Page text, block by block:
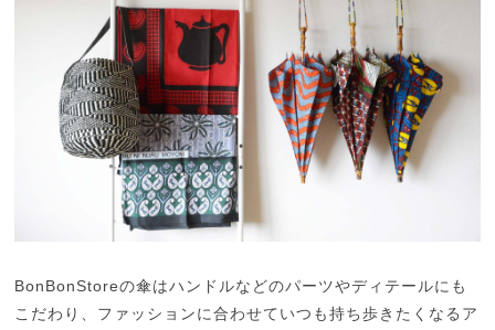
BonBonStoreの傘はハンドルなどのパーツやディテールにも
こだわり、ファッションに合わせていつも持ち歩きたくなるア